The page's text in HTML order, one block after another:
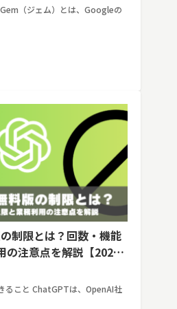
（ジェム）とは、Googleの
制限とは？回数・機能
の注意点を解説【2026
ること ChatGPTは、OpenAI社